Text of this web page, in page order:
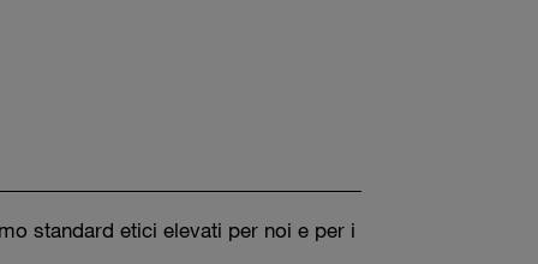
standard etici elevati per noi e per i